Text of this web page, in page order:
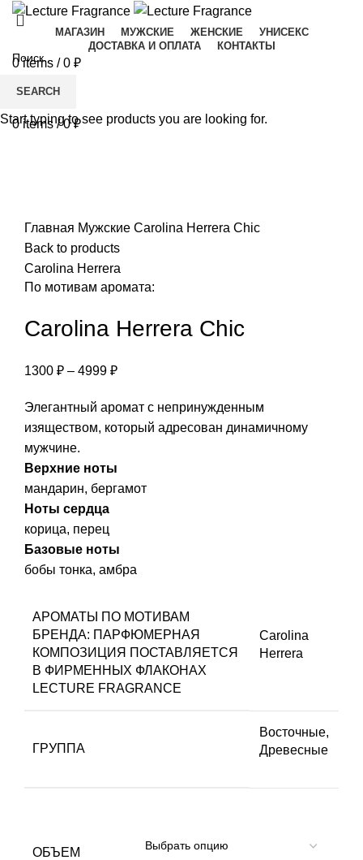
МАГАЗИН МУЖСКИЕ ЖЕНСКИЕ
УНИСЕКС
ДОСТАВКА И ОПЛАТА
КОНТАКТЫ
0items / 0 ₽
0items / 0₽
Главная Мужские Carolina Herrera Chic
Back to products
Carolina Herrera
По мотивам аромата:
Carolina Herrera Chic
1300 ₽ – 4999 ₽Диапазон
1300 ₽
–
Элегантный аромат с непринужденным
изяществом, который адресован динамичному
мужчине.
Верхние ноты
мандарин, бергамот
Ноты сердца
корица, перец
Базовые ноты
бобы тонка, амбра
АРОМАТЫ ПО МОТИВАМ
БРЕНДА: ПАРФЮМЕРНАЯ
КОМПОЗИЦИЯ ПОСТАВЛЯЕТСЯ
В ФИРМЕННЫХ ФЛАКОНАХ
LECTURE FRAGRANCE
Carolina
Herrera
ГРУППА
Восточные,
Древесные
ОБЪЕМ
SEARCH
Start typing to see products you are looking for.